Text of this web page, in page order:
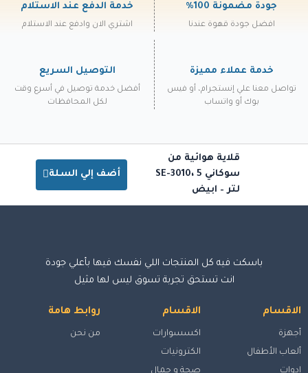
جودة مضمونة 100%
افضل جودة قهوة عندنا
خدمة الدفع عند الاستلام
اشتري الان وادفع عند الاستلام
خدمة عملاء مميزة
تواصل معنا علي إنستجرام، أو فيس
بوك أو واتساب
التوصيل السريع
أفضل خدمة توصيل في أسرع وقت
لكل المحافظات
قلاية هوائية من
سوكاني SE-3010، 5
لتر – ابيض
أضف إلي السلة
باسكت فيه كل المنتجات اللي نفسك فيها بأعلي جودة
انت تستحق تجربة تسوق ليس لها مثيل
الاقسام
أجهزة
ألعاب الأطفال
ادوات
الاقسام
اكسسوارات
الكترونيات
صحة و جمال
روابط هامة
من نحن